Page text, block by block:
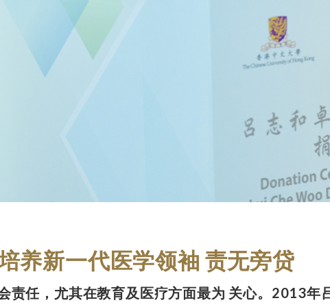
养新一代医学领袖 责无旁贷
责任，尤其在教育及医疗方面最为 关心。2013年